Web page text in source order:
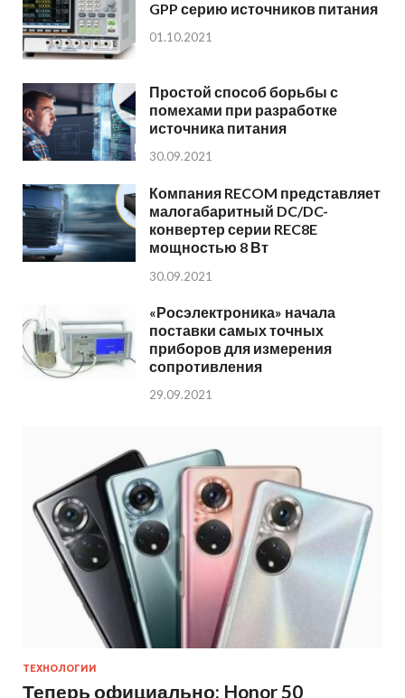
GPP серию источников питания
01.10.2021
Простой способ борьбы с
помехами при разработке
источника питания
30.09.2021
Компания RECOM представляет
малогабаритный DC/DC-
конвертер серии REC8E
мощностью 8 Вт
30.09.2021
«Росэлектроника» начала
поставки самых точных
приборов для измерения
сопротивления
29.09.2021
ТЕХНОЛОГИИ
Теперь официально: Honor 50